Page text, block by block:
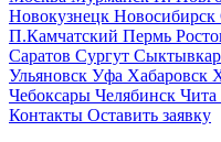
Новокузнецк Новосибирск
П.Камчатский Пермь
Саратов Сургут Сыктывкар
Ульяновск Уфа Хабаровск
Чебоксары Челябинск Чита
Контакты Оставить заявку